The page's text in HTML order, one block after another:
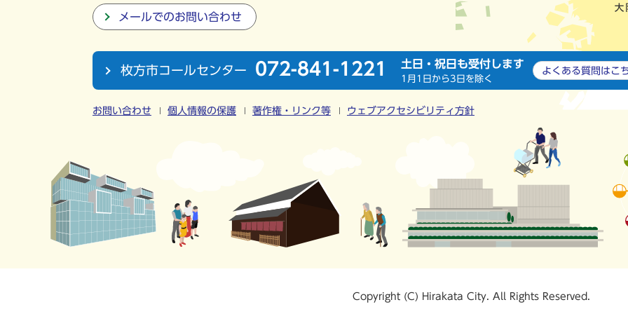
メールでのお問い合わせ
枚方市コールセンター 072-841-1221 土日・祝日も受付します
1月1日から3日を除く
よくある質問は こ
お問い合わせ 個人情報の保護 著作権・リンク等 ウェブアクセシビリティ方針
Copyright (C) Hirakata City. All Rights Reserved.